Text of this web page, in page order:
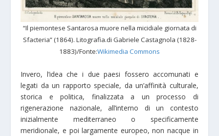
“Il piemontese Santarosa muore nella micidiale giornata di
Sfacteria” (1864). Litografia.di Gabriele Castagnola (1828-
1883)/Fonte:Wikimedia Commons
Invero, l’idea che i due paesi fossero accomunati e
legati da un rapporto speciale, da un’affinità culturale,
storica e politica, finalizzata a un processo di
rigenerazione nazionale, all’interno di un contesto
inizialmente mediterraneo o specificamente
meridionale, e poi largamente europeo, non nacque in